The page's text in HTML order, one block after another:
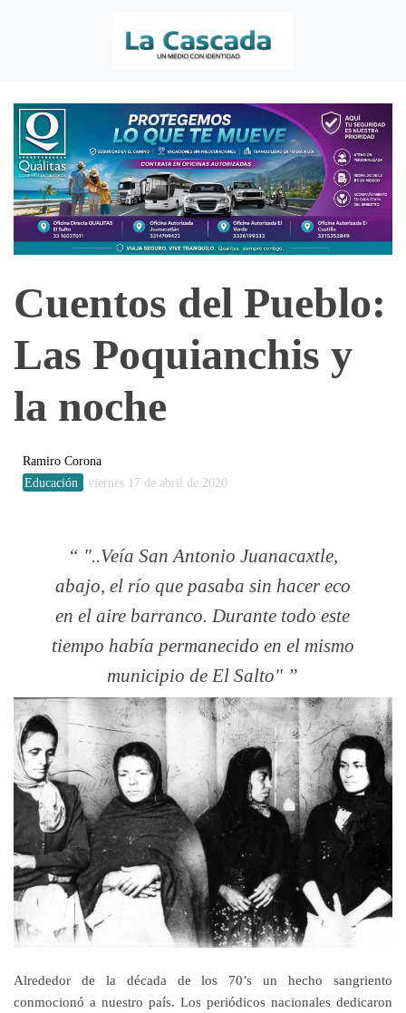
Cuentos del Pueblo:
Las Poquianchis y
la noche
Ramiro Corona
Educación
viernes 17 de abril de 2020
"..Veía San Antonio Juanacaxtle,
abajo, el río que pasaba sin hacer eco
en el aire barranco. Durante todo este
tiempo había permanecido en el mismo
municipio de El Salto"
Alrededor de la década de los 70’s un hecho sangriento
conmocionó a nuestro país. Los periódicos nacionales dedicaron